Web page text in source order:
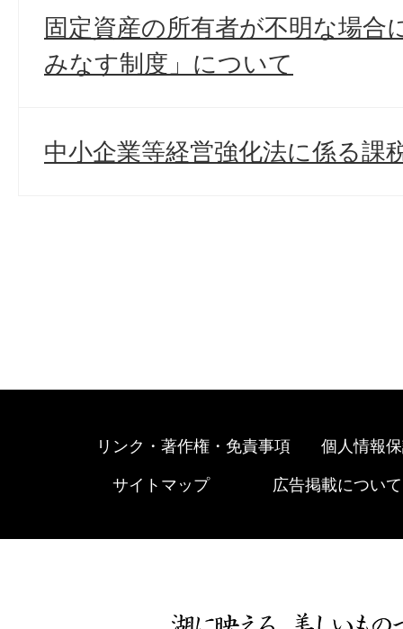
固定資産の所有者が不明な場合
みなす制度」について
中小企業等経営強化法に係る課
リンク・著作権・免責事項 個人情報
サイトマップ 広告掲載について